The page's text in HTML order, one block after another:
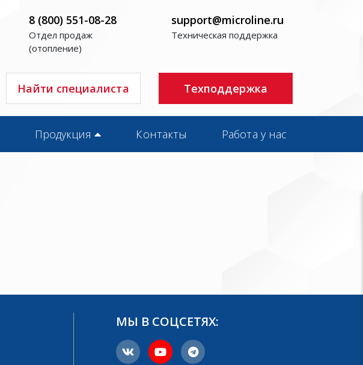
8 (800) 551-08-28
Отдел продаж
(отопление)
support@microline.ru
Техническая поддержка
Найти специалиста Техподдержка
Продукция Контакты Работа у нас
МЫ В СОЦСЕТЯХ: